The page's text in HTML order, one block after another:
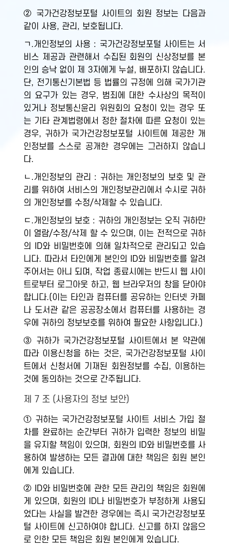
② 국가건강정보포털 사이트의 회원 정보는 다음과
같이 사용, 관리, 보호됩니다.
ㄱ.개인정보의 사용 : 국가건강정보포털 사이트는 서
비스 제공과 관련해서 수집된 회원의 신상정보를 본
인의 승낙 없이 제 3자에게 누설, 배포하지 않습니다.
단, 전기통신기본법 등 법률의 규정에 의해 국가기관
의 요구가 있는 경우, 범죄에 대한 수사상의 목적이
있거나 정보통신윤리 위원회의 요청이 있는 경우 또
는 기타 관계법령에서 정한 절차에 따른 요청이 있는
경우, 귀하가 국가건강정보포털 사이트에 제공한 개
인정보를 스스로 공개한 경우에는 그러하지 않습니
다.
ㄴ.개인정보의 관리 : 귀하는 개인정보의 보호 및 관
리를 위하여 서비스의 개인정보관리에서 수시로 귀하
의 개인정보를 수정/삭제할 수 있습니다.
ㄷ.개인정보의 보호 : 귀하의 개인정보는 오직 귀하만
이 열람/수정/삭제 할 수 있으며, 이는 전적으로 귀하
의 ID와 비밀번호에 의해 일차적으로 관리되고 있습
니다. 따라서 타인에게 본인의 ID와 비밀번호를 알려
주어서는 아니 되며, 작업 종료시에는 반드시 웹 사이
트로부터 로그아웃 하고, 웹 브라우저의 창을 닫아야
합니다.(이는 타인과 컴퓨터를 공유하는 인터넷 카페
나 도서관 같은 공공장소에서 컴퓨터를 사용하는 경
우에 귀하의 정보보호를 위하여 필요한 사항입니다.)
③ 귀하가 국가건강정보포털 사이트에서 본 약관에
따라 이용신청을 하는 것은, 국가건강정보포털 사이
트에서 신청서에 기재된 회원정보를 수집, 이용하는
것에 동의하는 것으로 간주됩니다.
제 7 조 (사용자의 정보 보안)
① 귀하는 국가건강정보포털 사이트 서비스 가입 절
차를 완료하는 순간부터 귀하가 입력한 정보의 비밀
을 유지할 책임이 있으며, 회원의 ID와 비밀번호를 사
용하여 발생하는 모든 결과에 대한 책임은 회원 본인
에게 있습니다.
② ID와 비밀번호에 관한 모든 관리의 책임은 회원에
게 있으며, 회원의 ID나 비밀번호가 부정하게 사용되
었다는 사실을 발견한 경우에는 즉시 국가건강정보포
털 사이트에 신고하여야 합니다. 신고를 하지 않음으
로 인한 모든 책임은 회원 본인에게 있습니다.